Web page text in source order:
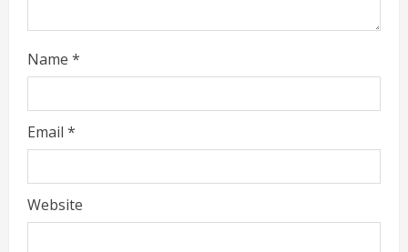
Name *
Email *
Website